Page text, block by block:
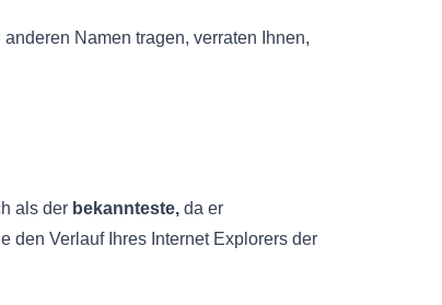
Namen tragen, verraten Ihnen,
als der bekannteste, da er
den Verlauf Ihres Internet Explorers der